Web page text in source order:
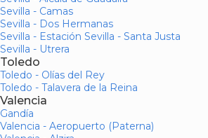
Sevilla - Camas
Sevilla - Dos Hermanas
Sevilla - Estación Sevilla - Santa Justa
Sevilla - Utrera
Toledo
Toledo - Olías del Rey
Toledo - Talavera de la Reina
Valencia
Gandía
Valencia - Aeropuerto (Paterna)